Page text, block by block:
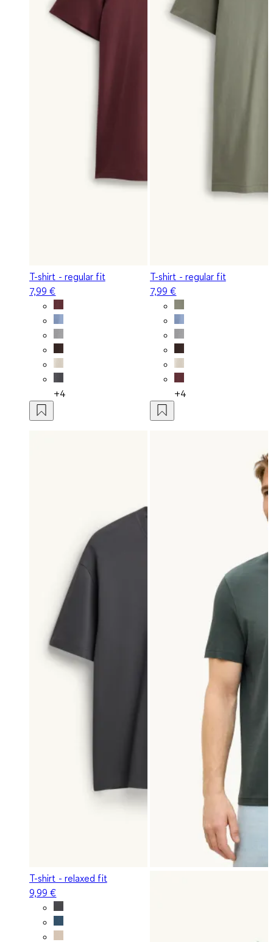
T-shirt - regular fit
7,99 €
+4
T-shirt - regular fit
7,99 €
+4
T-shirt - relaxed fit
9,99 €